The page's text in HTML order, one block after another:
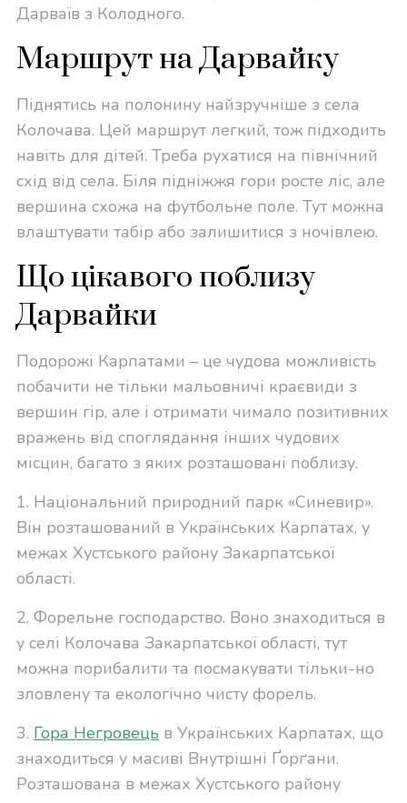
Дарваїв з Колодного.
Маршрут на Дарвайку
Піднятись на полонину найзручніше з села
Колочава. Цей маршрут легкий, тож підходить
навіть для дітей. Треба рухатися на північний
схід від села. Біля підніжжя гори росте ліс, але
вершина схожа на футбольне поле. Тут можна
влаштувати табір або залишитися з ночівлею.
Що цікавого поблизу
Дарвайки
Подорожі Карпатами – це чудова можливість
побачити не тільки мальовничі краєвиди з
вершин гір, але і отримати чимало позитивних
вражень від споглядання інших чудових
місцин, багато з яких розташовані поблизу.
1. Національний природний парк «Синевир».
Він розташований в Українських Карпатах, у
межах Хустського району Закарпатської
області.
2. Форельне господарство. Воно знаходиться в
у селі Колочава Закарпатської області, тут
можна порибалити та посмакувати тільки-но
зловлену та екологічно чисту форель.
3. Гора Негровець в Українських Карпатах, що
знаходиться у масиві Внутрішні Ґорґани.
Розташована в межах Хустського району